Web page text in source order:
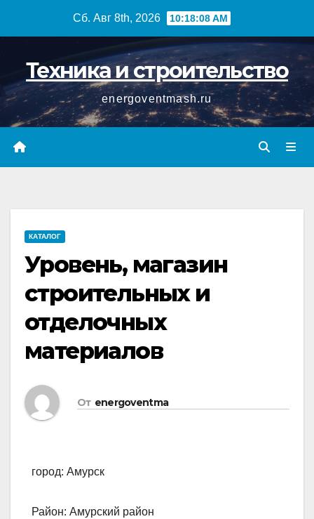
Сб. Авг 8th, 2026 10:18:08 AM
Техника и строительство
energoventmash.ru
КАТАЛОГ
Уровень, магазин
строительных и
отделочных
материалов
От energoventma
город: Амурск
Район: Амурский район